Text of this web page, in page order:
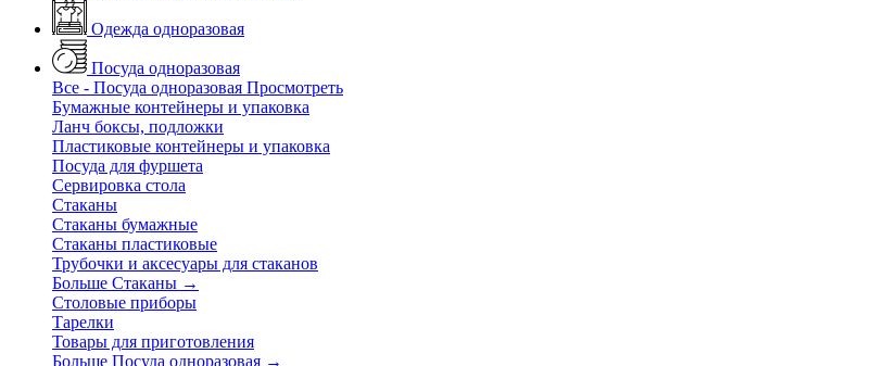
Одежда одноразовая
Посуда одноразовая
Все - Посуда одноразовая Просмотреть
Бумажные контейнеры и упаковка
Ланч боксы, подложки
Пластиковые контейнеры и упаковка
Посуда для фуршета
Сервировка стола
Стаканы
Стаканы бумажные
Стаканы пластиковые
Трубочки и аксесуары для стаканов
Больше Стаканы →
Столовые приборы
Тарелки
Товары для приготовления
Больше Посуда одноразовая →